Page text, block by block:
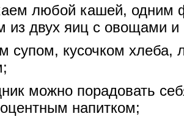
любой кашей, одним
из двух яиц с овощами
супом, кусочком хлеба,
можно порадовать
напитком;